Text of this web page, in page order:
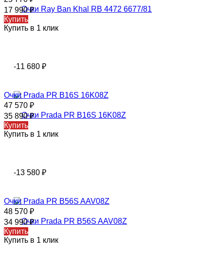
17 990₽
Купить
Купить в 1 клик
-11 680 ₽
Очки Prada PR B16S 16K08Z
47 570 ₽
35 890₽
Купить
Купить в 1 клик
-13 580 ₽
Очки Prada PR B56S AAV08Z
48 570 ₽
34 990₽
Купить
Купить в 1 клик